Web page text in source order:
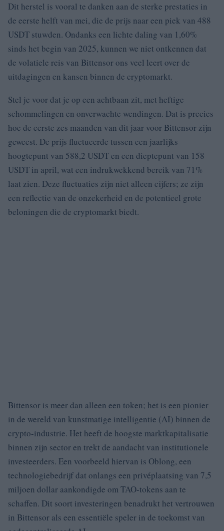
Dit herstel is vooral te danken aan de sterke prestaties in
de eerste helft van mei, die de prijs naar een piek van 488
USDT stuwden. Ondanks een lichte daling van 1,60%
sinds het begin van 2025, kunnen we niet ontkennen dat
de volatiele reis van Bittensor ons veel leert over de
uitdagingen en kansen binnen de cryptomarkt.
Stel je voor dat je op een achtbaan zit, met heftige
schommelingen en onverwachte wendingen. Dat is precies
hoe de eerste zes maanden van dit jaar voor Bittensor zijn
geweest. De prijs fluctueerde tussen een jaarlijks
hoogtepunt van 588,2 USDT en een dieptepunt van 158
USDT in april, wat een indrukwekkend bereik van 71%
laat zien. Deze fluctuaties zijn niet alleen cijfers; ze zijn
een reflectie van de onzekerheid en de potentieel grote
beloningen die de cryptomarkt biedt.
Bittensor is meer dan alleen een token; het is een pionier
in de wereld van kunstmatige intelligentie (AI) binnen de
crypto-industrie. Het heeft de hoogste marktkapitalisatie
binnen zijn sector en trekt de aandacht van institutionele
investeerders. Een voorbeeld hiervan is Oblong, een
technologiebedrijf dat onlangs een privéplaatsing van 7,5
miljoen dollar aankondigde om TAO-tokens aan te
schaffen. Dit soort investeringen benadrukt het vertrouwen
in Bittensor als een essentiële speler in de toekomst van